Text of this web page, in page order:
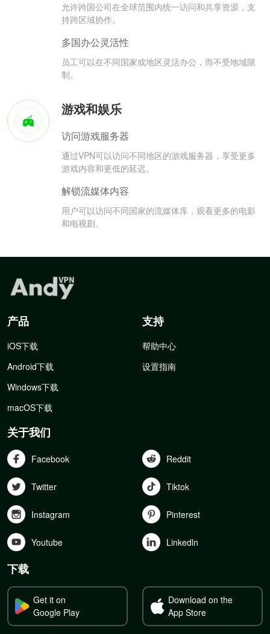
允许跨国公司在全球范围内统一访问和共享资源，支
持跨区域协作。
多国办公灵活性
员工可以在不同国家或地区灵活办公，而不受地域限
制。
游戏和娱乐
访问游戏服务器
通过VPN可以访问不同地区的游戏服务器，享受更多
游戏内容和更低的延迟。
解锁流媒体内容
用户可以访问不同国家的流媒体库，观看更多的电影
和电视剧。
产品
iOS下载
Android下载
Windows下载
macOS下载
支持
帮助中心
设置指南
关于我们
Facebook Reddit
Twitter Tiktok
Instagram Pinterest
Youtube Linkedln
下载
Get it on
Google Play
Download on the
App Store